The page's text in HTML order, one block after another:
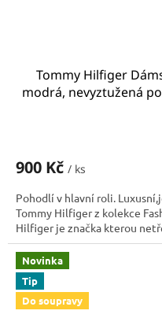
Tommy Hilfiger
modrá, nevyztužená
900 Kč / ks
Pohodlí v hlavní roli.
Tommy Hilfiger z kolekce
Hilfiger je značka kterou
Novinka
Tip
Do soupravy